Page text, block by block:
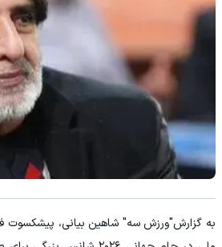
به گزارش"ورزش سه" شاهین بیانی، پیشکسوت